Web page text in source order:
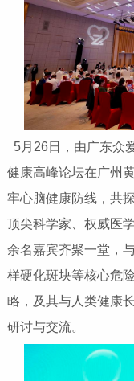
5月26日，由广东众
健康高峰论坛在广州
牢心脑健康防线，共
顶尖科学家、权威医
余名嘉宾齐聚一堂，
样硬化斑块等核心危
略，及其与人类健康
研讨与交流。